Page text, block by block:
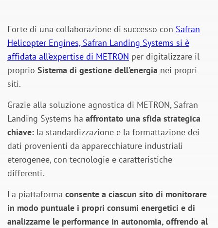
Forte di una collaborazione di successo con Safran
Helicopter Engines, Safran Landing Systems si è
affidata all’expertise di METRON per digitalizzare il
proprio Sistema di gestione dell’energia nei propri
siti.
Grazie alla soluzione agnostica di METRON, Safran
Landing Systems ha affrontato una sfida strategica
chiave: la standardizzazione e la formattazione dei
dati provenienti da apparecchiature industriali
eterogenee, con tecnologie e caratteristiche
differenti.
La piattaforma consente a ciascun sito di monitorare
in modo puntuale i propri consumi energetici e di
analizzarne le performance in autonomia, offrendo al